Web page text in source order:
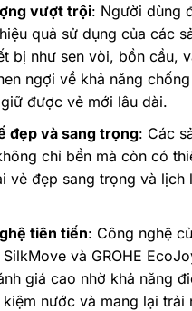
vượt trội: Người dùng
quả sử dụng của các
bị như sen vòi, bồn cầu,
ngợi về khả năng
được vẻ mới lâu dài.
đẹp và sang trọng: Các
chỉ bền mà còn có
vẻ đẹp sang trọng và lịch
tiên tiến: Công nghệ
SilkMove và GROHE
giá cao nhờ khả năng
kiệm nước và mang lại trải